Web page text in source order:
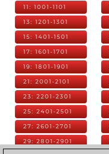
11: 1001-1101
13: 1201-1301
15: 1401-1501
17: 1601-1701
19: 1801-1901
21: 2001-2101
23: 2201-2301
25: 2401-2501
27: 2601-2701
29: 2801-2901